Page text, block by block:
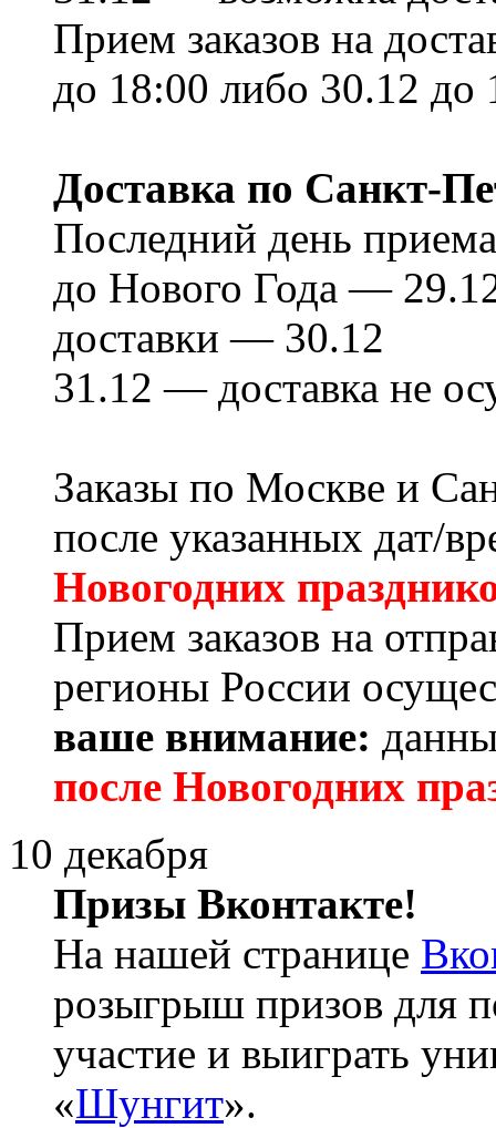
Прием заказов на
до 18:00 либо 30.12 до
Доставка по Санкт-
Последний день
до Нового Года —
доставки — 30.12
31.12 — доставка не
Заказы по Москве и
после указанных дат/
Новогодних
Прием заказов на
регионы России
ваше внимание:
после Новогодних
10 декабря
Призы Вконтакте!
На нашей странице
розыгрыш призов для
участие и выиграть
«Шунгит».